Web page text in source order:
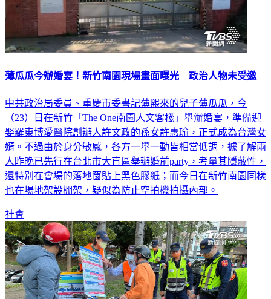
中共政治局委員、重慶市委書記薄熙來的兒子薄瓜瓜，今
（23）日在新竹「The One南園人文客棧」舉辦婚宴，準備迎
娶羅東博愛醫院創辦人許文政的孫女許惠瑜，正式成為台灣女
婿。不過由於身分敏感，各方一舉一動皆相當低調，據了解兩
人昨晚已先行在台北市大直區舉辦婚前party，考量其隱蔽性，
還特別在會場的落地窗貼上黑色膠紙；而今日在新竹南園同樣
社會